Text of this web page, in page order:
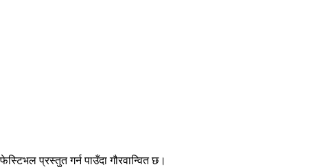
प्रस्तुत गर्न पाउँदा गौरवान्वित छ।